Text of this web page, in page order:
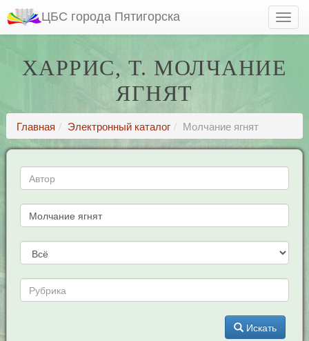
ЦБС города Пятигорска
ХАРРИС, Т. МОЛЧАНИЕ
ЯГНЯТ
Главная Электронный каталог Молчание ягнят
Искать